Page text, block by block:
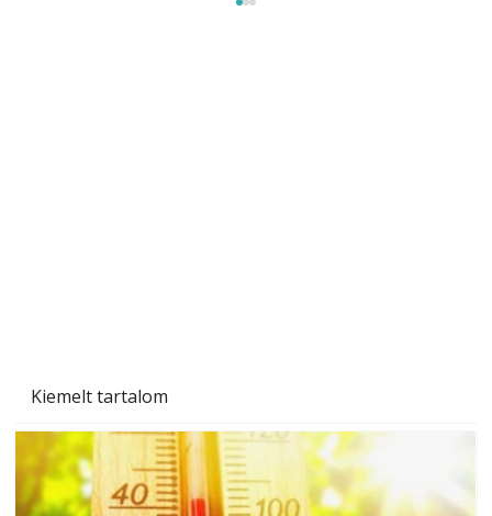
Kiemelt tartalom